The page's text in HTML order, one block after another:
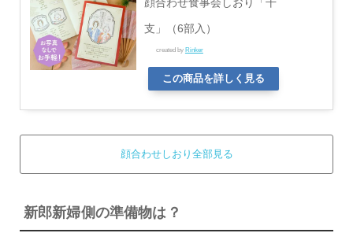
顔合わせ食事会しおり「干
支」（6部入）
created by Rinker
この商品を詳しく見る
顔合わせしおり全部見る
新郎新婦側の準備物は？